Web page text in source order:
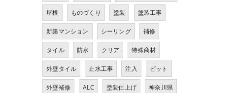
屋根 ものづくり 塗装 塗装工事
新築マンション シーリング 補修
タイル 防水 クリア 特殊商材
外壁タイル 止水工事 注入 ピット
外壁補修 ALC 塗装仕上げ 神奈川県